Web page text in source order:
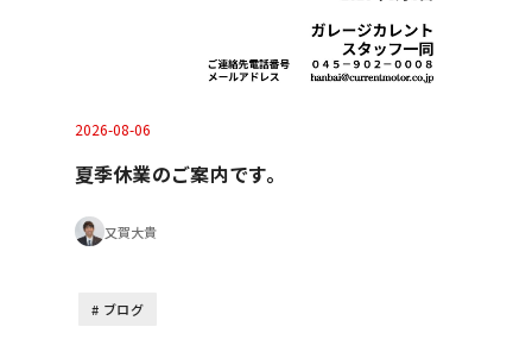
2026-08-06
夏季休業のご案内です。
又賀大貴
ブログ